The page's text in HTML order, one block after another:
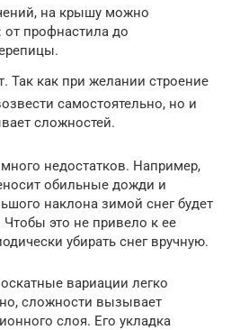
на крышу можно
от профнастила до
Так как при желании строение
самостоятельно, но и
сложностей.
недостатков. Например,
обильные дожди и
наклона зимой снег будет
Чтобы это не привело к ее
убирать снег вручную.
вариации легко
сложности вызывает
слоя. Его укладка